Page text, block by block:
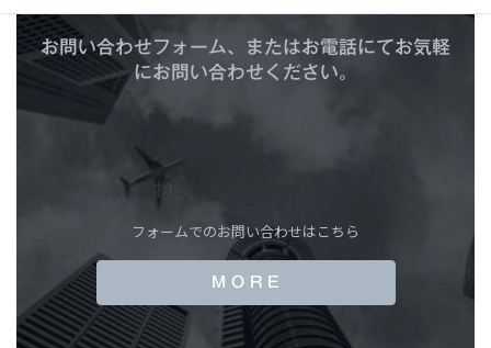
お問い合わせフォーム、またはお電話にてお気軽
にお問い合わせください。
お問い合わせフォーム
フォームでのお問い合わせはこちら
M O R E